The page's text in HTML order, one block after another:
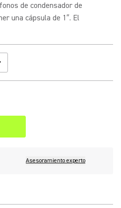
de condensador de
una cápsula de 1″. El
Asesoramiento experto